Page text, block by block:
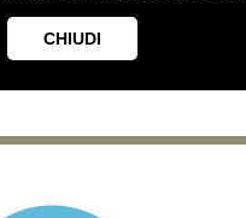
CHIUDI